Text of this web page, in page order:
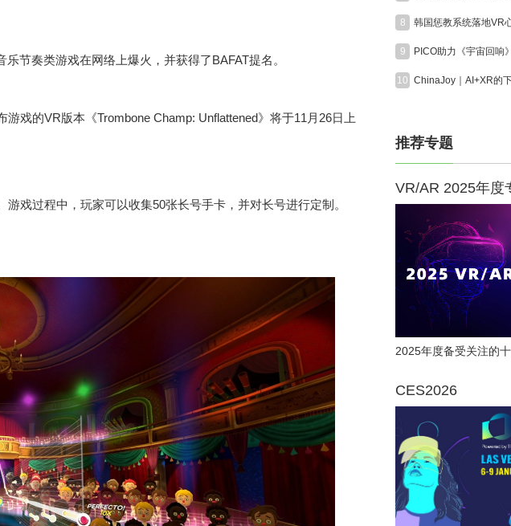
节奏类游戏在网络上爆火，并获得了BAFAT提名。
戏的VR版本《Trombone Champ: Unflattened》将于11月26日上
戏过程中，玩家可以收集50张长号手卡，并对长号进行定制。
8
9
10
推荐专题
VR/AR 2025年度
2025年度备受关注的
CES2026